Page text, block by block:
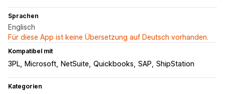
Sprachen
Englisch
Für diese App ist keine Übersetzung auf Deutsch vorhanden.
Kompatibel mit
3PL Microsoft NetSuite Quickbooks SAP ShipStation
Kategorien